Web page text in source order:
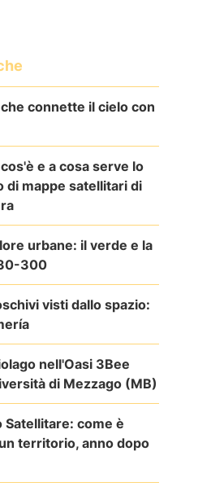
connette il cielo con
e a cosa serve lo
di mappe satellitari di
urbane: il verde e la
300
visti dallo spazio:
nell'Oasi 3Bee
di Mezzago (MB)
come è
territorio, anno dopo